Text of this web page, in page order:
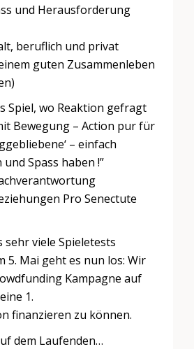
und Herausforderung
beruflich und privat
guten Zusammenleben
Spiel, wo Reaktion gefragt
Bewegung – Action pur für
– einfach
Spass haben !”
Pro Senectute
sehr viele Spieletests
5. Mai geht es nun los: Wir
Kampagne auf
1.
finanzieren zu können.
dem Laufenden…